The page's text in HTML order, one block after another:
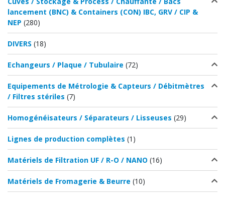
lancement (BNC) & Containers (CON) IBC, GRV / CIP &
NEP (280)
DIVERS (18)
Echangeurs / Plaque / Tubulaire (72)
Equipements de Métrologie & Capteurs / Débitmètres
/ Filtres stériles (7)
Homogénéisateurs / Séparateurs / Lisseuses (29)
Lignes de production complètes (1)
Matériels de Filtration UF / R-O / NANO (16)
Matériels de Fromagerie & Beurre (10)